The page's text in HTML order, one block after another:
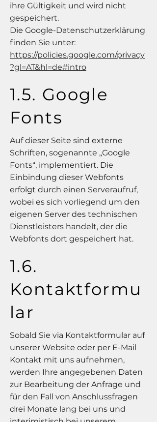
ihre Gültigkeit und wird nicht
gespeichert.
Die Google-Datenschutzerklärung
finden Sie unter:
https://policies.google.com/privacy
?gl=AT&hl=de#intro
1.5. Google
Fonts
Auf dieser Seite sind externe
Schriften, sogenannte „Google
Fonts“, implementiert. Die
Einbindung dieser Webfonts
erfolgt durch einen Serveraufruf,
wobei es sich vorliegend um den
eigenen Server des technischen
Dienstleisters handelt, der die
Webfonts dort gespeichert hat.
1.6.
Kontaktformu
lar
Sobald Sie via Kontaktformular auf
unserer Website oder per E-Mail
Kontakt mit uns aufnehmen,
werden Ihre angegebenen Daten
zur Bearbeitung der Anfrage und
für den Fall von Anschlussfragen
drei Monate lang bei uns und